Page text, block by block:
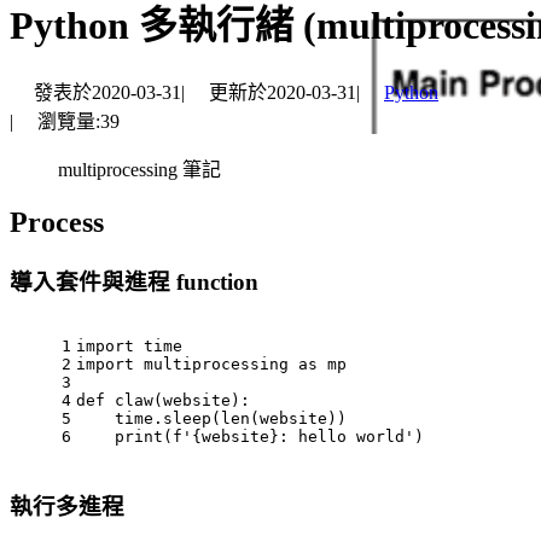
Python 多執行緒
發表於2020-03-31 | 更新於2020-03-31 |
Python
|
瀏覽量:39
multiprocessing 筆記
Process
導入套件與進程 function
1
2
3
4
5
6
import time
import multiprocessing as mp
def
claw( website ):
    time.sleep(
len (website))
print ( f' {website} : hello world' )
執行多進程